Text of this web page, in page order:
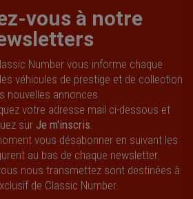
vous à notre
Number vous informe chaque
véhicules de prestige et de collection
nouvelles annonces.
votre adresse mail ci-dessous et
sur Je m'inscris
vous désabonner en suivant les
au bas de chaque newsletter.
nous transmettez sont destinées à
de Classic Number.